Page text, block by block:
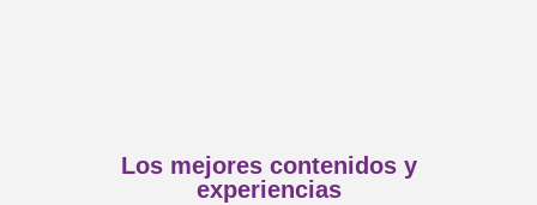
Los mejores contenidos y
experiencias